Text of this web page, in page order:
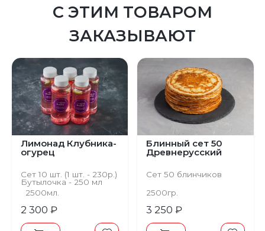
С ЭТИМ ТОВАРОМ
ЗАКАЗЫВАЮТ
Лимонад Клубника-
огурец
Сет 10 шт. (1 шт. - 230р.)
Бутылочка - 250 мл
2500мл.
2 300 ₽
Блинный сет 50
Древнерусский
Сет 50 блинчиков
2500гр.
3 250 ₽